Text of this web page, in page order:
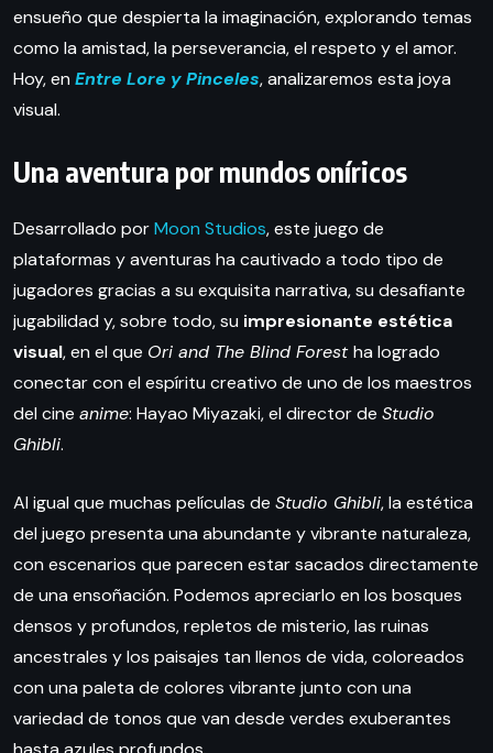
ensueño que despierta la imaginación, explorando temas
como la amistad, la perseverancia, el respeto y el amor.
Hoy, en Entre Lore y Pinceles, analizaremos esta joya
visual.
Una aventura por mundos oníricos
Desarrollado porMoon Studios, este juego de
plataformas y aventuras ha cautivado a todo tipo de
jugadores gracias a su exquisita narrativa, su desafiante
jugabilidad y, sobre todo, su impresionante estética
visual, en el que Ori and The Blind Forestha logrado
conectar con el espíritu creativo de uno de los maestros
del cine anime: Hayao Miyazaki, el director de Studio
Ghibli.
Al igual que muchas películas de Studio Ghibli, la estética
del juego presenta una abundante y vibrante naturaleza,
con escenarios que parecen estar sacados directamente
de una ensoñación. Podemos apreciarlo en los bosques
densos y profundos, repletos de misterio, las ruinas
ancestrales y los paisajes tan llenos de vida, coloreados
con una paleta de colores vibrante junto con una
variedad de tonos que van desde verdes exuberantes